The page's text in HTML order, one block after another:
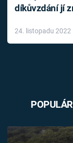
díkůvzdání jí
24. listopadu 2022